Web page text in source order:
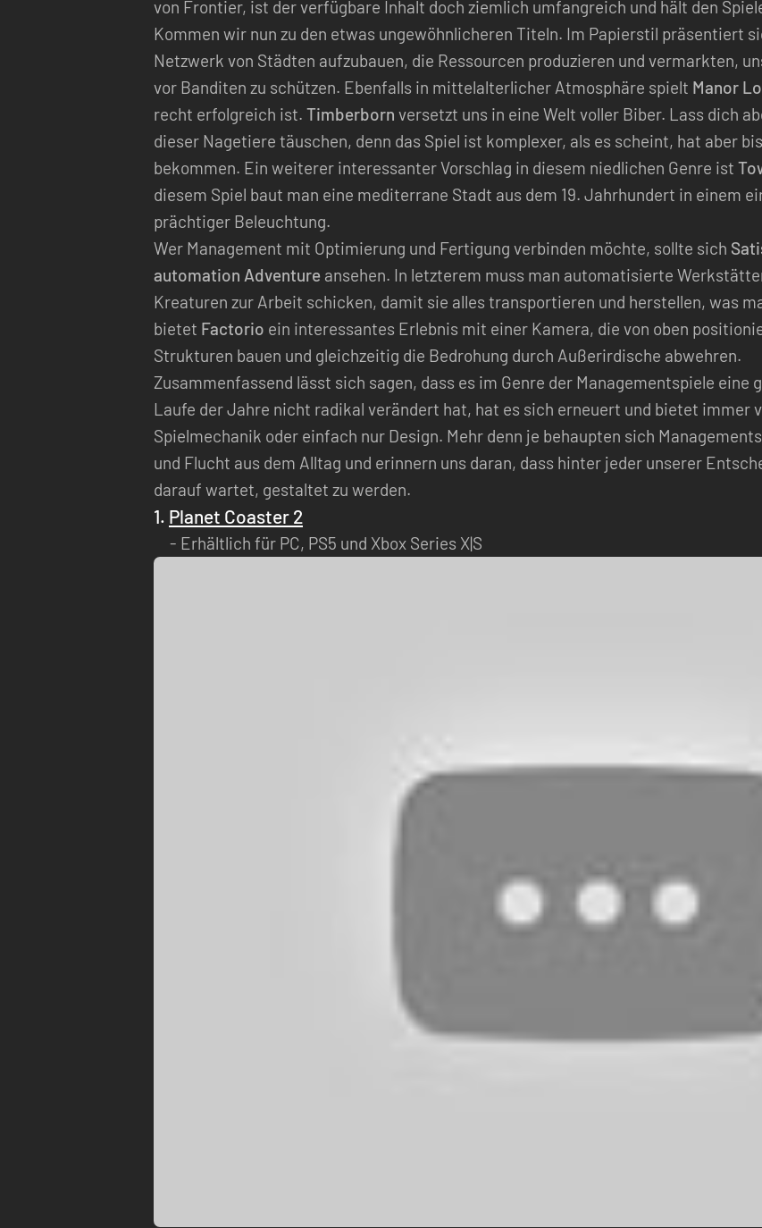
von Frontier, ist der verfügbare Inhalt doch ziemlich umfangreich und hält den
Kommen wir nun zu den etwas ungewöhnlicheren Titeln. Im Papierstil präsentiert
Netzwerk von Städten aufzubauen, die Ressourcen produzieren und vermarkten,
vor Banditen zu schützen. Ebenfalls in mittelalterlicher Atmosphäre spielt Manor
recht erfolgreich ist. Timberborn versetzt uns in eine Welt voller Biber. Lass dich
dieser Nagetiere täuschen, denn das Spiel ist komplexer, als es scheint, hat aber
bekommen. Ein weiterer interessanter Vorschlag in diesem niedlichen Genre ist
diesem Spiel baut man eine mediterrane Stadt aus dem 19. Jahrhundert in einem
prächtiger Beleuchtung.
Wer Management mit Optimierung und Fertigung verbinden möchte, sollte sich
automation Adventure ansehen. In letzterem muss man automatisierte
Kreaturen zur Arbeit schicken, damit sie alles transportieren und herstellen, was
bietet Factorio ein interessantes Erlebnis mit einer Kamera, die von oben
Strukturen bauen und gleichzeitig die Bedrohung durch Außerirdische abwehren.
Zusammenfassend lässt sich sagen, dass es im Genre der Managementspiele eine
Laufe der Jahre nicht radikal verändert hat, hat es sich erneuert und bietet immer
Spielmechanik oder einfach nur Design. Mehr denn je behaupten sich
und Flucht aus dem Alltag und erinnern uns daran, dass hinter jeder unserer
darauf wartet, gestaltet zu werden.
1. Planet Coaster 2
Erhältlich für PC, PS5 und Xbox Series X|S